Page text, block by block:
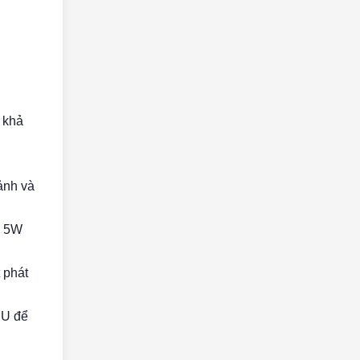
và
5W
phát
để